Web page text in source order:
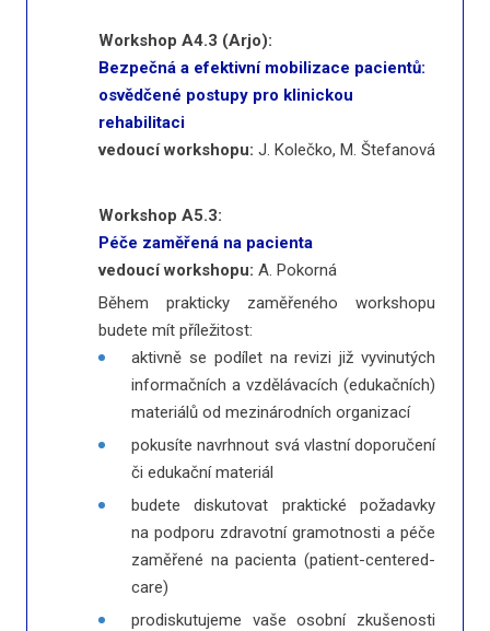
Workshop A4.3 (Arjo):
Bezpečná a efektivní mobilizace pacientů:
osvědčené postupy pro klinickou
rehabilitaci
vedoucí workshopu: J. Kolečko, M. Štefanová
Workshop A5.3:
Péče zaměřená na pacienta
vedoucí workshopu: A. Pokorná
Během prakticky zaměřeného workshopu
budete mít příležitost:
aktivně se podílet na revizi již vyvinutých
informačních a vzdělávacích (edukačních)
materiálů od mezinárodních organizací
pokusíte navrhnout svá vlastní doporučení
či edukační materiál
budete diskutovat praktické požadavky
na podporu zdravotní gramotnosti a péče
zaměřené na pacienta (patient-centered-
care)
prodiskutujeme vaše osobní zkušenosti